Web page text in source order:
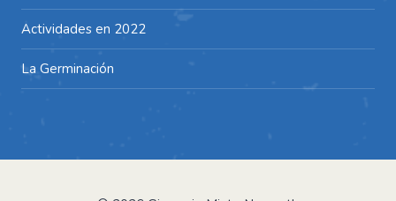
Actividades en 2022
La Germinación